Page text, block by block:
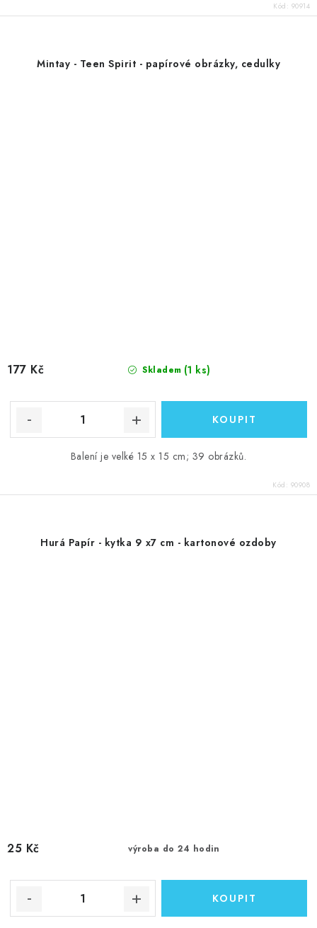
Kód: 90914
Mintay - Teen Spirit - papírové obrázky, cedulky
Skladem (1 ks)
177 Kč
Balení je velké 15 x 15 cm; 39 obrázků.
Kód: 90908
Hurá Papír - kytka 9 x7 cm - kartonové ozdoby
výroba do 24 hodin
25 Kč